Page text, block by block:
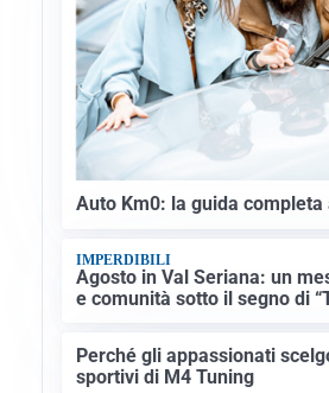
Auto Km0: la guida
IMPERDIBILI
Agosto in Val Seriana: un
e comunità sotto il segno di
Perché gli appassionati
sportivi di M4 Tuning